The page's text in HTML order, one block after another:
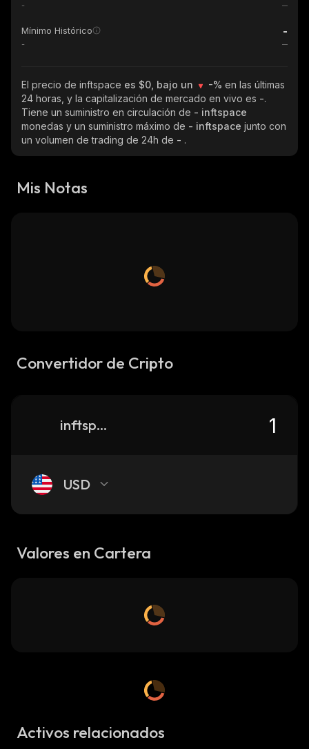
-
Mínimo Histórico -
-
El precio de inftspace es $0, bajo un -% en las últimas
24 horas, y la capitalización de mercado en vivo es -.
Tiene un suministro en circulación de - inftspace
monedas y un suministro máximo de - inftspace junto con
un volumen de trading de 24h de - .
Mis Notas
Convertidor de Cripto
inftspace
USD
Valores en Cartera
Activos relacionados